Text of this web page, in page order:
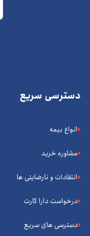
دسترسی سریع
انواع بیمه
مشاوره خرید
انتقادات و نارضایتی ها
درخواست دارا کارت
دسترسی های سریع